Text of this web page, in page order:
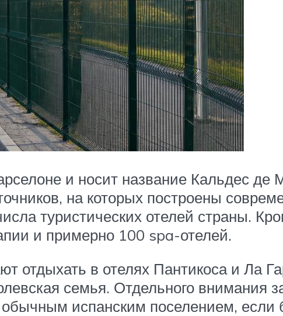
и носит название Кальдес де
на которых построены
туристических отелей страны.
и примерно 100 spa-отелей.
отдыхать в отелях Пантикоса и Ла
семья. Отдельного внимания
испанским поселением,